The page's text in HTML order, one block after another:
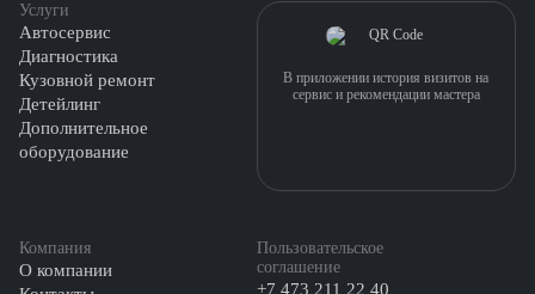
Услуги
Автосервис
Диагностика
Кузовной ремонт
Детейлинг
Дополнительное
оборудование
Компания
О компании
Пользовательское
соглашение
+7 473 211 22 40
В приложении история визитов на
сервис и рекомендации мастера